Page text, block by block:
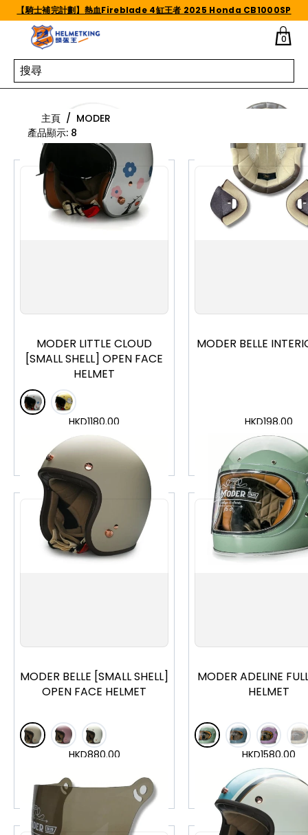
Skip to content
【騎士補完計劃】熱血Fireblade 4缸王者 2025 Honda CB1000SP
0
Moder主頁 / MODER
產品顯示: 8
MODER LITTLE CLOUD
[SMALL SHELL] OPEN FACE
HELMET
HKD1180.00
加入購物車
MODER BELLE
HKD198.00
加入購物車
MODER BELLE [SMALL SHELL]
OPEN FACE HELMET
HKD880.00
加入購物車
MODER ADELINE
HELMET
HKD1580.00
加入購物車